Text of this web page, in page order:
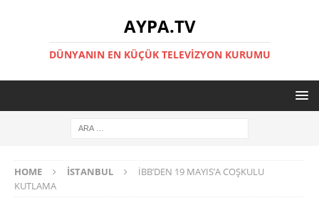
AYPA.TV
DÜNYANIN EN KÜÇÜK TELEVIZYON KURUMU
HOME İSTANBUL
İBB’DEN 19 MAYIS’A COŞKULU
KUTLAMA